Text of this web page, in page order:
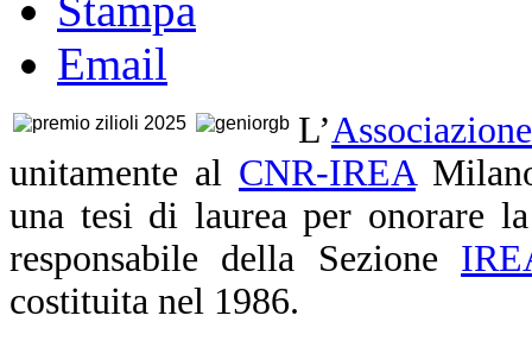
Email
L’
unitamente al CNR-IREA
una tesi di laurea per onorare
responsabile della Sezione
costituita nel 1986.